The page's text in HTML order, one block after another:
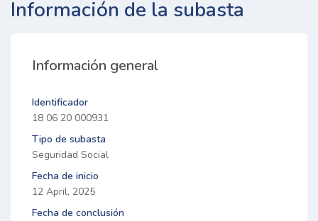
Información de la subasta
Información general
Identificador
18 06 20 000931
Tipo de subasta
Seguridad Social
Fecha de inicio
12 April, 2025
Fecha de conclusión